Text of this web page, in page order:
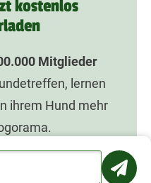
kostenlos
Mitglieder
lernen
ihrem Hund mehr